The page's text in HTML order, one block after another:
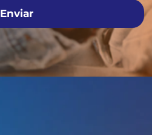
Enviar